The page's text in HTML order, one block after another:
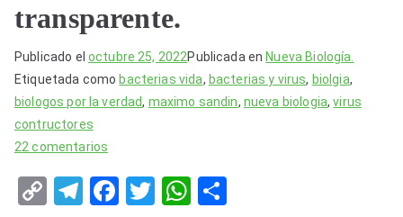
transparente.
Publicado el octubre 25, 2022Publicada enNueva Biología.
Etiquetada comobacterias vida, bacterias y virus, biolgia,
biologos por la verdad, maximo sandin, nueva biologia,virus
contructores
22 comentarios
una
C
T
F
T
W